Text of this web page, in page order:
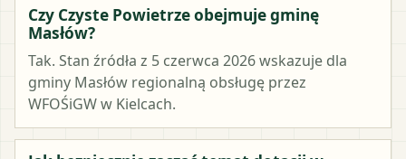
Czy Czyste Powietrze obejmuje gminę
Masłów?
Tak. Stan źródła z 5 czerwca 2026 wskazuje dla
gminy Masłów regionalną obsługę przez
WFOŚiGW w Kielcach.